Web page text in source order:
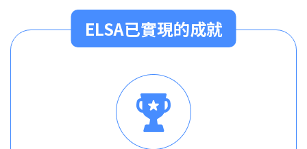
ELSA已實現的成就